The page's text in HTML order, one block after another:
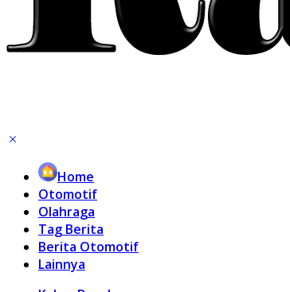
Home
Otomotif
Olahraga
Tag Berita
Berita Otomotif
Lainnya